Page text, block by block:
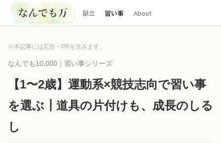
献立 習い事 About
※本記事には広告・PRを含みます。
なんでも10,000｜習い事シリーズ
【1〜2歳】運動系×競技志向で習い事
を選ぶ┃道具の片付けも、成長のしる
し